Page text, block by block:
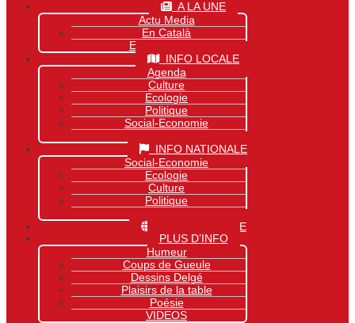
A LA UNE
Actu Media
En Català
Exclusivité Site
INFO LOCALE
Agenda
Culture
Ecologie
Politique
Social-Economie
INFO NATIONALE
Social-Economie
Ecologie
Culture
Politique
INFO MONDIALE
PLUS D’INFO
Humeur
Coups de Gueule
Dessins Delgé
Plaisirs de la table
Poésie
VIDEOS